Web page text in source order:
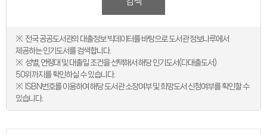
전국 공공도서관의 대출정보 빅데이터를 바탕으로 도서관 정보나루에서
제공하는 인기도서를 검색합니다.
성별, 연령대 및 대출일 조건을 선택해서 해당 인기도서(다대출도서)
50위까지를 확인하실 수 있습니다.
ISBN번호를 이용하여 해당 도서관 소장여부 및 희망도서 신청여부를 확인할 수
있습니다.